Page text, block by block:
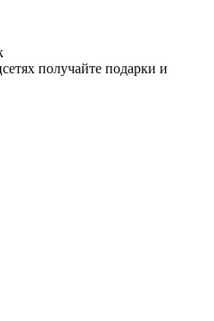
получайте подарки и